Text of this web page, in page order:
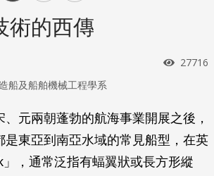
術的西傳
瀏覽次
27716
船及船舶機械工程學系
、元兩朝蓬勃的航海事業開展之後，
是東亞到南亞水域的常見船型，在英
，通常泛指有蝠翼狀或長方形縱